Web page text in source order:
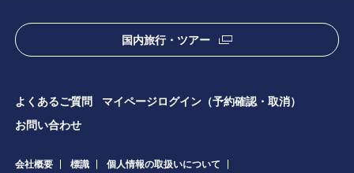
国内旅行・ツアー
よくあるご質問
マイページログイン（予約確認・取消）
お問い合わせ
会社概要 標識 個人情報の取扱いについて